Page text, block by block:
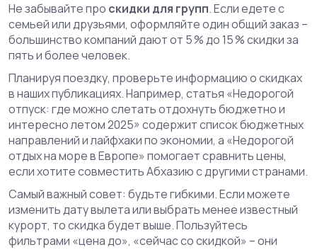
Не забывайте про скидки для групп. Если едете с
семьей или друзьями, оформляйте один общий заказ –
большинство компаний дают от 5 % до 15 % скидки за
пять и более человек.
Планируя поездку, проверьте информацию о скидках
в наших публикациях. Например, статья «Недорогой
отпуск: где можно слетать отдохнуть бюджетно и
интересно летом 2025» содержит список бюджетных
направлений и лайфхаки по экономии, а «Недорогой
отдых на море в Европе» помогает сравнить цены,
если хотите совместить Абхазию с другими странами.
Самый важный совет: будьте гибкими. Если можете
изменить дату вылета или выбрать менее известный
курорт, то скидка будет выше. Пользуйтесь
фильтрами «цена до», «сейчас со скидкой» – они